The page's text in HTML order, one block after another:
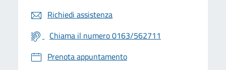
Richiedi assistenza
Chiama il numero 0163/562711
Prenota appuntamento